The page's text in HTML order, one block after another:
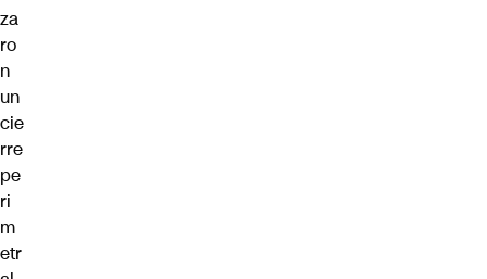
za
ro
n
un
cie
rre
pe
ri
m
etr